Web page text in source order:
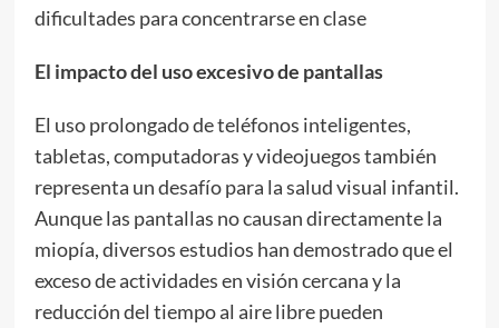
dificultades para concentrarse en clase
El impacto del uso excesivo de pantallas
El uso prolongado de teléfonos inteligentes,
tabletas, computadoras y videojuegos también
representa un desafío para la salud visual infantil.
Aunque las pantallas no causan directamente la
miopía, diversos estudios han demostrado que el
exceso de actividades en visión cercana y la
reducción del tiempo al aire libre pueden